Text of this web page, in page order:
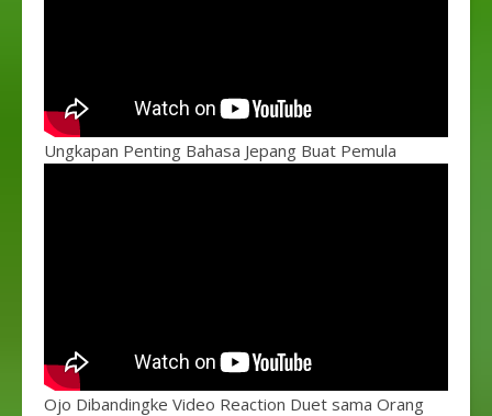
Ungkapan Penting Bahasa Jepang Buat Pemula
Ojo Dibandingke Video Reaction Duet sama Orang